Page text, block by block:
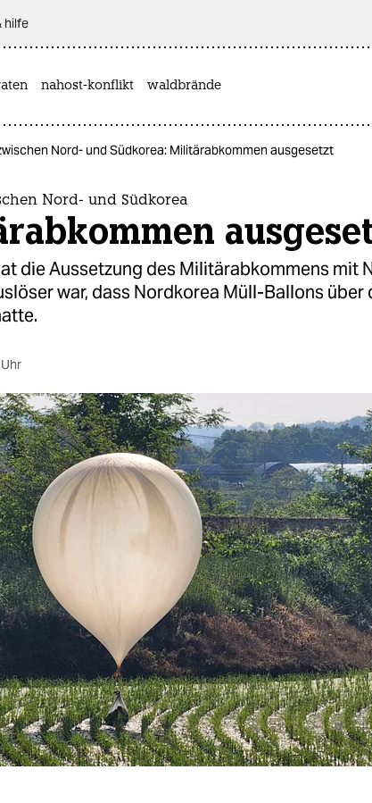
hilfe
nahost-konflikt waldbrände
Nord- und Südkorea: Militärabkommen ausgesetzt
Nord- und Südkorea
die Aussetzung des Militärabkommens mit
war, dass Nordkorea Müll-Ballons über